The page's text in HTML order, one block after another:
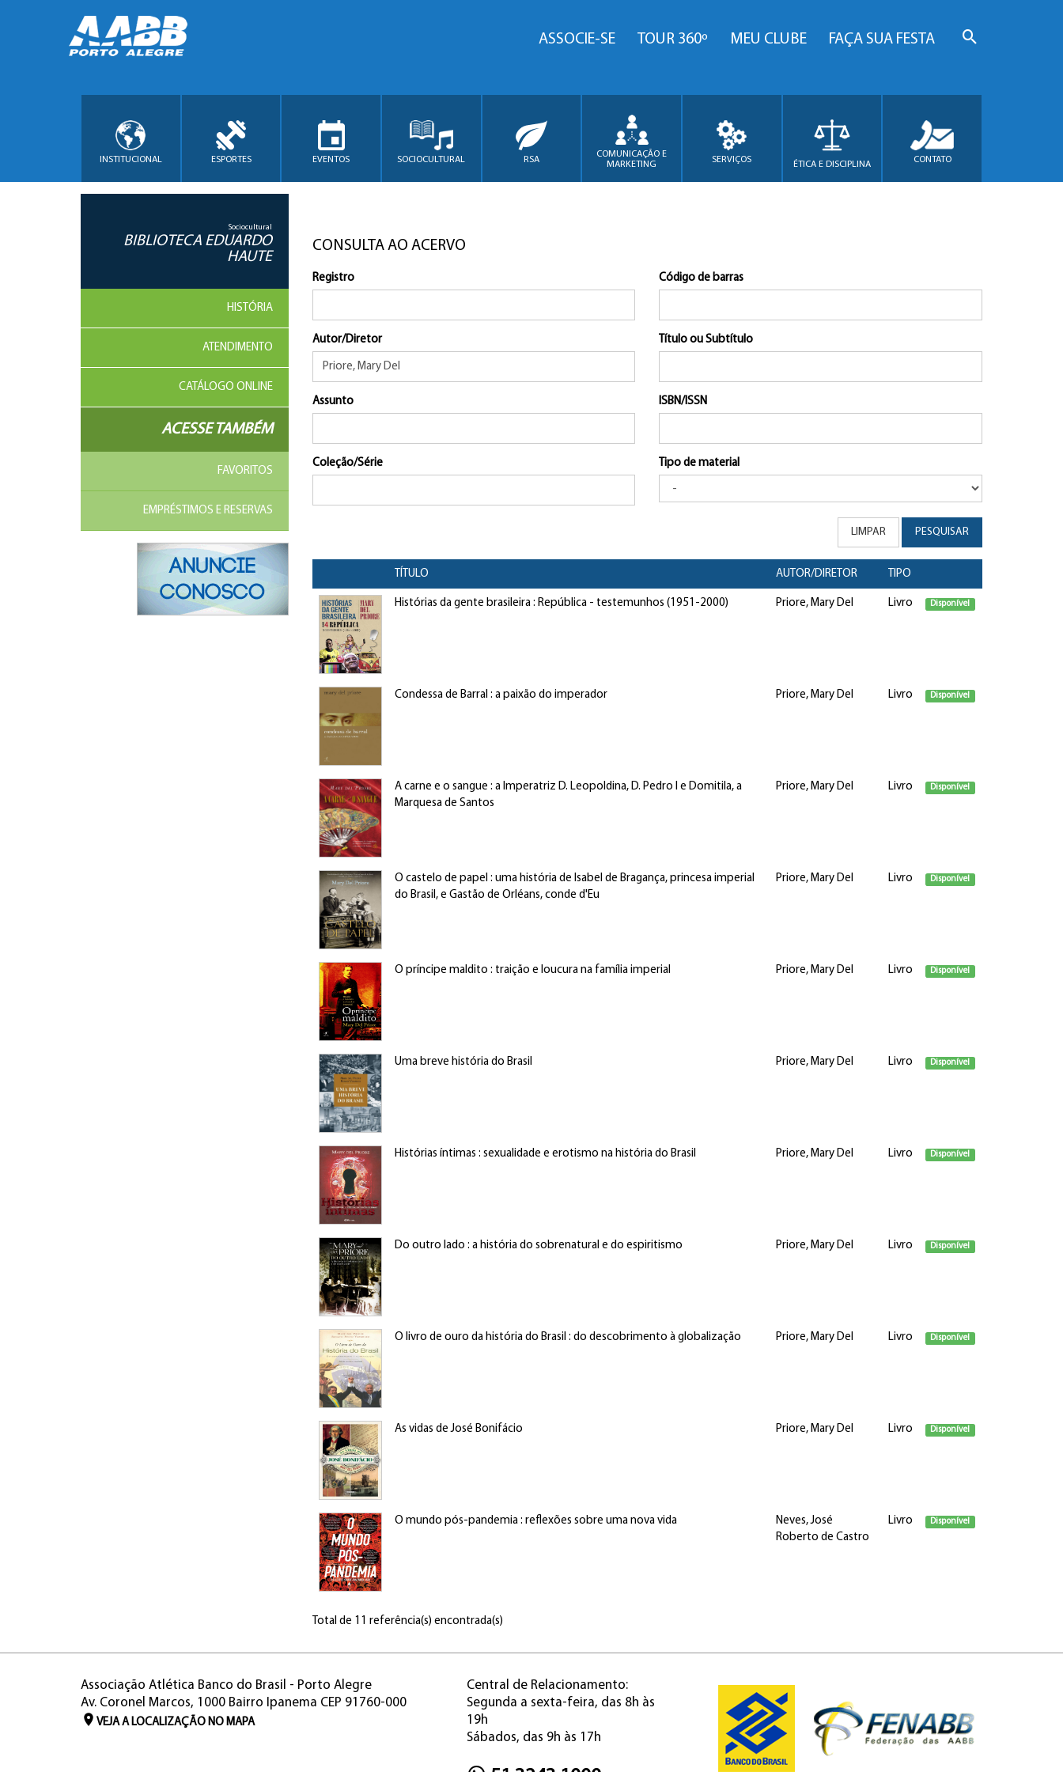
ASSOCIE-SE TOUR 360º MEU CLUBE FAÇA SUA FESTA
INSTITUCIONAL ESPORTES EVENTOS SOCIOCULTURAL RSA
COMUNICAÇÃO E
MARKETING
SERVIÇOS ÉTICA E DISCIPLINA CONTATO
Sociocultural
BIBLIOTECA EDUARDO
HAUTE
HISTÓRIA
ATENDIMENTO
CATÁLOGO ONLINE
ACESSE TAMBÉM
FAVORITOS
EMPRÉSTIMOS E RESERVAS
CONSULTA AO ACERVO
Registro Código de barras
Autor/Diretor Título ou Subtítulo
Assunto ISBN/ISSN
Coleção/Série Tipo de material
LIMPAR PESQUISAR
TÍTULO AUTOR/DIRETOR TIPO
Histórias da gente brasileira : República - testemunhos (1951-2000) Priore, Mary Del Livro Disponível
Condessa de Barral : a paixão do imperador Priore, Mary Del Livro Disponível
A carne e o sangue : a Imperatriz D. Leopoldina, D. Pedro I e Domitila, a
Marquesa de Santos
Priore, Mary Del Livro Disponível
O castelo de papel : uma história de Isabel de Bragança, princesa imperial
do Brasil, e Gastão de Orléans, conde d'Eu
Priore, Mary Del Livro Disponível
O príncipe maldito : traição e loucura na família imperial Priore, Mary Del Livro Disponível
Uma breve história do Brasil Priore, Mary Del Livro Disponível
Histórias íntimas : sexualidade e erotismo na história do Brasil Priore, Mary Del Livro Disponível
Do outro lado : a história do sobrenatural e do espiritismo Priore, Mary Del Livro Disponível
O livro de ouro da história do Brasil : do descobrimento à globalização Priore, Mary Del Livro Disponível
As vidas de José Bonifácio Priore, Mary Del Livro Disponível
O mundo pós-pandemia : reflexões sobre uma nova vida
Neves, José
Roberto de Castro
Livro Disponível
Total de 11 referência(s) encontrada(s)
Associação Atlética Banco do Brasil - Porto Alegre
Av. Coronel Marcos, 1000 Bairro Ipanema CEP 91760-000
VEJA A LOCALIZAÇÃO NO MAPA
Central de Relacionamento:
Segunda a sexta-feira, das 8h às
19h
Sábados, das 9h às 17h